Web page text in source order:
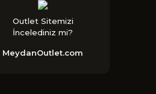
Outlet Sitemizi
İncelediniz mi?
MeydanOutlet.com